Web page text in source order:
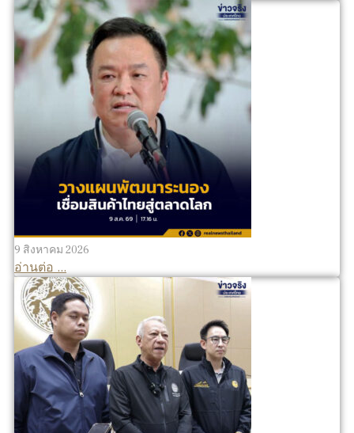
9 สิงหาคม 2026
อ่านต่อ ...